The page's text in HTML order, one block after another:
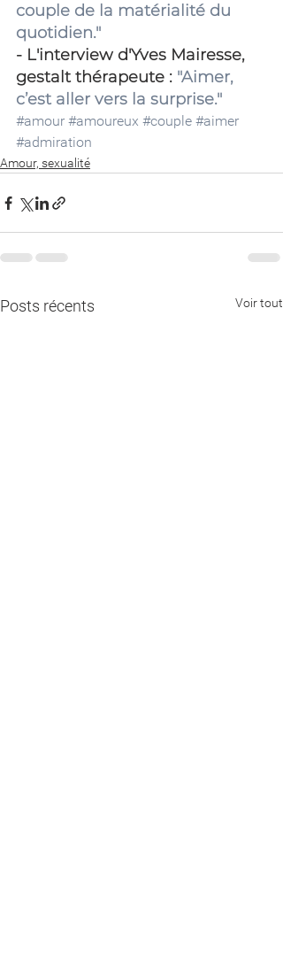
couple de la matérialité du
quotidien."
- L'interview d'Yves Mairesse,
gestalt thérapeute : "Aimer,
c’est aller vers la surprise."
#amour #amoureux #couple #aimer
#admiration
Amour, sexualité
Posts récents Voir tout